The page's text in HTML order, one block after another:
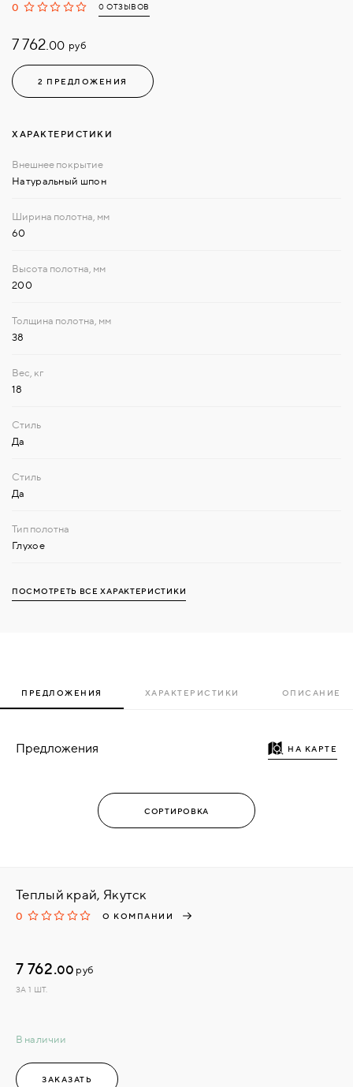
0 0 ОТЗЫВОВ
7 762.00 руб
2 ПРЕДЛОЖЕНИЯ
ХАРАКТЕРИСТИКИ
Натуральный шпон
60
200
38
18
Да
Да
Глухое
ПОСМОТРЕТЬ ВСЕ ХАРАКТЕРИСТИКИ
ПРЕДЛОЖЕНИЯ ХАРАКТЕРИСТИКИ ОПИСАНИЕ
Предложения НА КАРТЕ
Теплый край, Якутск
0 О КОМПАНИИ
В наличии
7 762.00 руб
ЗА 1 ШТ.
ЗАКАЗАТЬ